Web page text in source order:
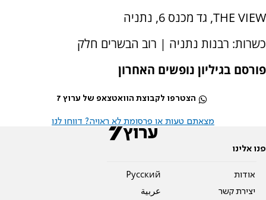
THE VIEW, גד מכנס 6, נתניה
כשרות: רבנות נתניה | רוב הבשרים חלק
פורסם בגיליון נופשים האחרון
הצטרפו לקבוצת הוואטצאפ של ערוץ 7
מצאתם טעות או פרסומת לא ראויה? דווחו לנו
פנו אלינו
אודות
יצירת קשר
Pусский
عربية